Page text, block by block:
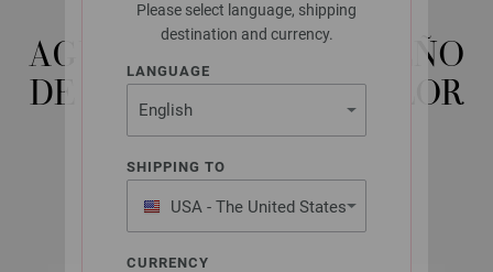
Please select language, shipping
destination and currency.
LANGUAGE
SHIPPING TO
USA - The United States
of America
CURRENCY
LANA GROSSA
AGUJA CIRCULAR DISEÑO
DE MADERA MULTICOLOR
NO. 7,0/60CM